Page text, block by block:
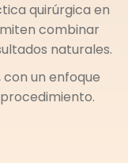
quirúrgica en
combinar
naturales.
con un enfoque